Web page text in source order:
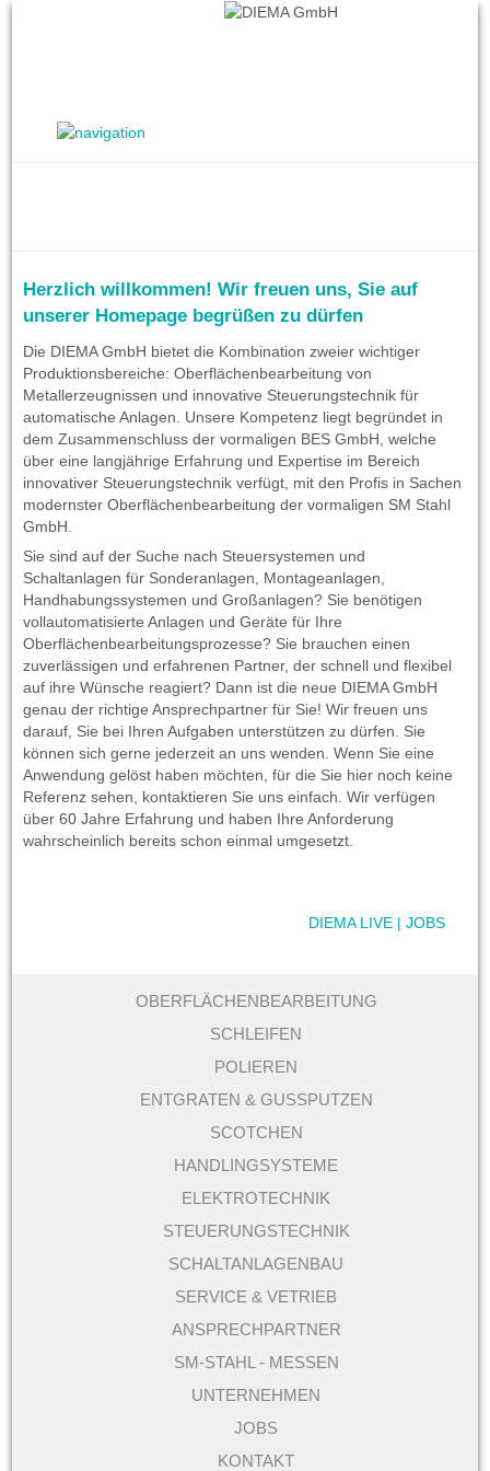
Herzlich willkommen! Wir freuen uns, Sie auf
unserer Homepage begrüßen zu dürfen
Die DIEMA GmbH bietet die Kombination zweier wichtiger
Produktionsbereiche: Oberflächenbearbeitung von
Metallerzeugnissen und innovative Steuerungstechnik für
automatische Anlagen. Unsere Kompetenz liegt begründet in
dem Zusammenschluss der vormaligen BES GmbH, welche
über eine langjährige Erfahrung und Expertise im Bereich
innovativer Steuerungstechnik verfügt, mit den Profis in Sachen
modernster Oberflächenbearbeitung der vormaligen SM Stahl
GmbH.
Sie sind auf der Suche nach Steuersystemen und
Schaltanlagen für Sonderanlagen, Montageanlagen,
Handhabungssystemen und Großanlagen? Sie benötigen
vollautomatisierte Anlagen und Geräte für Ihre
Oberflächenbearbeitungsprozesse? Sie brauchen einen
zuverlässigen und erfahrenen Partner, der schnell und flexibel
auf ihre Wünsche reagiert? Dann ist die neue DIEMA GmbH
genau der richtige Ansprechpartner für Sie! Wir freuen uns
darauf, Sie bei Ihren Aufgaben unterstützen zu dürfen. Sie
können sich gerne jederzeit an uns wenden. Wenn Sie eine
Anwendung gelöst haben möchten, für die Sie hier noch keine
Referenz sehen, kontaktieren Sie uns einfach. Wir verfügen
über 60 Jahre Erfahrung und haben Ihre Anforderung
wahrscheinlich bereits schon einmal umgesetzt.
DIEMA LIVE| JOBS
OBERFLÄCHENBEARBEITUNG
SCHLEIFEN
POLIEREN
ENTGRATEN & GUSSPUTZEN
SCOTCHEN
HANDLINGSYSTEME
ELEKTROTECHNIK
STEUERUNGSTECHNIK
SCHALTANLAGENBAU
SERVICE & VETRIEB
ANSPRECHPARTNER
SM-STAHL - MESSEN
UNTERNEHMEN
JOBS
KONTAKT